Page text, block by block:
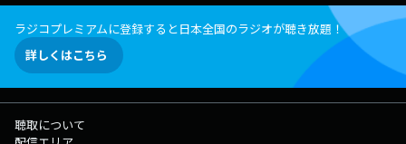
ラジコプレミアムに登録すると日本全国のラジオが聴き放題！
詳しくはこちら
聴取について